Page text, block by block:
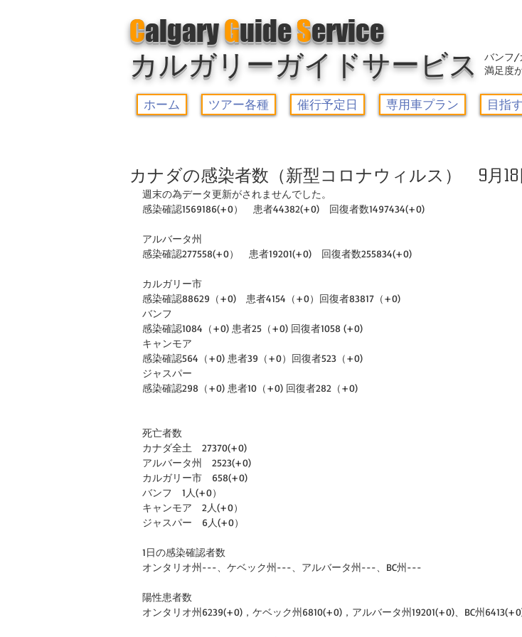
CalgaryGuideService
カルガリーガイドサービス
バンフ/
満足度
ホーム ツアー各種 催行予定日 専用車プラン 目指
カナダの感染者数（新型コロナウィルス） 9月
週末の為データ更新がされませんでした。
感染確認1569186(+0）　患者44382(+0)　回復者数1497434(+0)
アルバータ州
感染確認277558(+0）　患者19201(+0)　回復者数255834(+0)
カルガリー市
感染確認88629（+0)　患者4154（+0）回復者83817（+0)
バンフ
感染確認1084（+0) 患者25（+0) 回復者1058 (+0)
キャンモア
感染確認564（+0) 患者39（+0）回復者523（+0)
ジャスパー
感染確認298（+0) 患者10（+0) 回復者282（+0)
死亡者数
カナダ全土　27370(+0)
アルバータ州　2523(+0)
カルガリー市　658(+0)
バンフ　1人(+0）
キャンモア　2人(+0）
ジャスパー　6人(+0）
1日の感染確認者数
オンタリオ州---、ケベック州---、アルバータ州---、BC州---
陽性患者数
オンタリオ州6239(+0)，ケベック州6810(+0)，アルバータ州19201(+0)、BC州